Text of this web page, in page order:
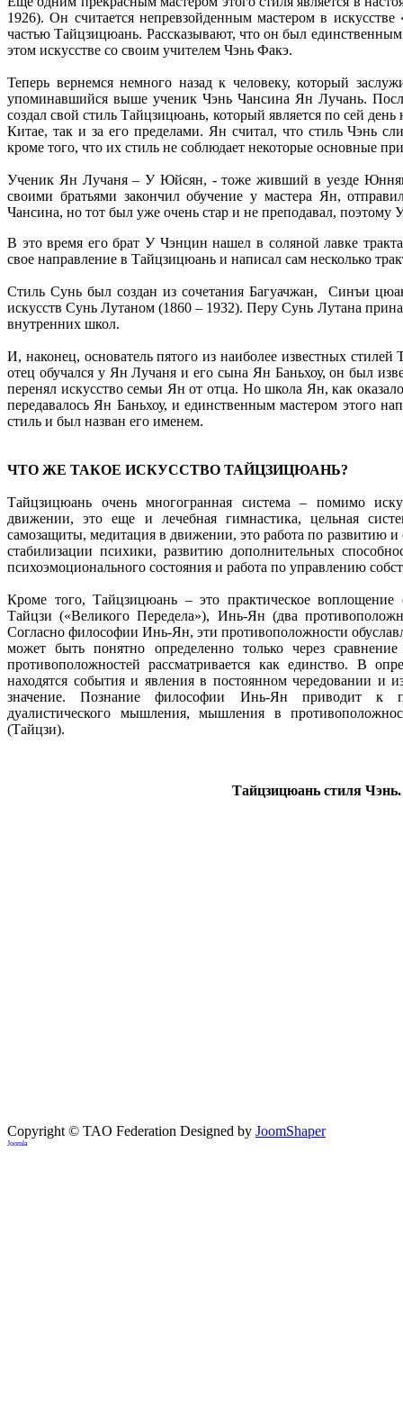
1926). Он считается непревзойденным мастером в
частью Тайцзицюань. Рассказывают, что он был единственным
этом искусстве со своим учителем Чэнь Факэ.
Теперь вернемся немного назад к человеку, который
упоминавшийся выше ученик Чэнь Чансина Ян Лучань.
создал свой стиль Тайцзицюань, который является по сей
Китае, так и за его пределами. Ян считал, что стиль Чэнь
кроме того, что их стиль не соблюдает некоторые основные
Ученик Ян Лучаня – У Юйсян, - тоже живший в уезде
своими братьями закончил обучение у мастера Ян,
Чансина, но тот был уже очень стар и не преподавал,
В это время его брат У Чэнцин нашел в соляной лавке
свое направление в Тайцзицюань и написал сам несколько
Стиль Сунь был создан из сочетания Багуачжан, Синъи
искусств Сунь Лутаном (1860 – 1932). Перу Сунь Лутана
внутренних школ.
И, наконец, основатель пятого из наиболее известных
отец обучался у Ян Лучаня и его сына Ян Баньхоу, он был
перенял искусство семьи Ян от отца. Но школа Ян, как
передавалось Ян Баньхоу, и единственным мастером этого
стиль и был назван его именем.
ЧТО ЖЕ ТАКОЕ ИСКУССТВО ТАЙЦЗИЦЮАНЬ?
Тайцзицюань очень многогранная система – помимо
движении, это еще и лечебная гимнастика, цельная
самозащиты, медитация в движении, это работа по развитию
стабилизации психики, развитию дополнительных
психоэмоционального состояния и работа по управлению
Кроме того, Тайцзицюань – это практическое
Тайцзи («Великого Передела»), Инь-Ян (два
Согласно философии Инь-Ян, эти противоположности
может быть понятно определенно только через
противоположностей рассматривается как единство. В
находятся события и явления в постоянном чередовании и
значение. Познание философии Инь-Ян приводит к
дуалистического мышления, мышления в
(Тайцзи).
Тайцзицюань стиля
Copyright © TAO Federation Designed by JoomShaper
Joomla